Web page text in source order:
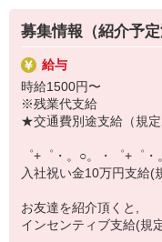
￣￣￣￣￣￣￣￣￣￣￣
▼オフィスワーク
事務、経理、データ入
▼工場・製造・軽作業系
機械/食品製造・梱包・
▼美容系
眉毛サロンのアイブロ
▼営業・販売
法人営業・アパレル販
▼人気案件も多数♪
短期・期間限定・オー
上場/優良/大手企業など
【スマホ面接実施中】
満足度◎
■携帯やインターネット販
docomo(ドコモ)/au(エー
の大手キャリアから
ワイモバイル(Y!mobille)
広く紹介可能♪
募集情報（紹介予定
給与
時給1500円〜
※残業代支給
★交通費別途支給（規定
゜+゜・。○。・゜+゜
入社祝い金10万円支給(
お友達を紹介頂くと,
インセンティブ支給(規